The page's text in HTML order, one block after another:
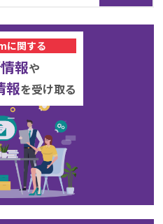
に関する
報や
報を受け取る